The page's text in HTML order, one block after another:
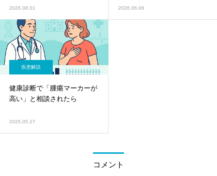
症』とは？循環器内科がやさ
2026.08.01
に？（JAMA Cardiology
2026.06.06
疾患解説
健康診断で「腫瘍マーカーが
高い」と相談されたら
2025.05.27
コメント